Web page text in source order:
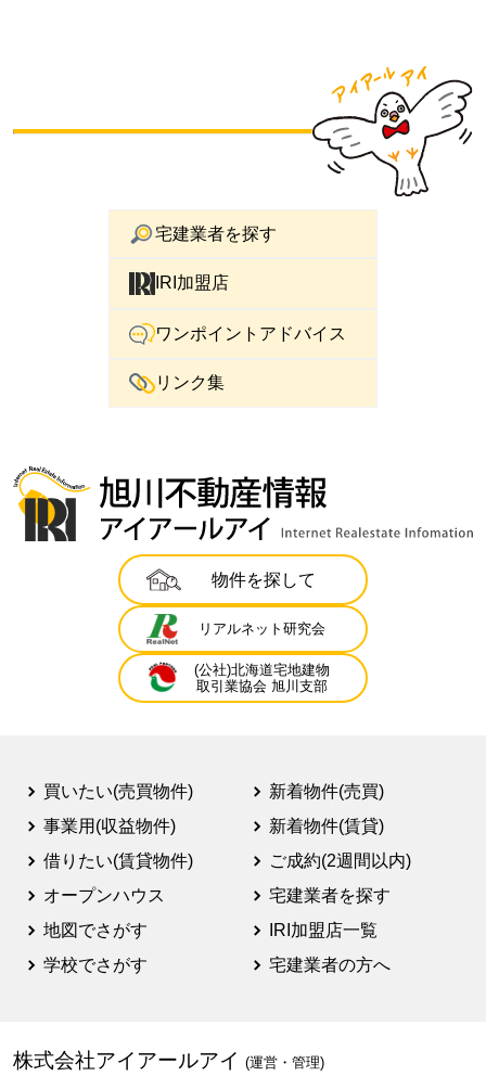
宅建業者を探す
IRI加盟店
ワンポイントアドバイス
リンク集
物件を探して
リアルネット研究会
(公社)北海道宅地建物
取引業協会 旭川支部
買いたい(売買物件)
事業用(収益物件)
借りたい(賃貸物件)
オープンハウス
地図でさがす
学校でさがす
新着物件(売買)
新着物件(賃貸)
ご成約(2週間以内)
宅建業者を探す
IRI加盟店一覧
宅建業者の方へ
株式会社アイアールアイ (運営・管理)